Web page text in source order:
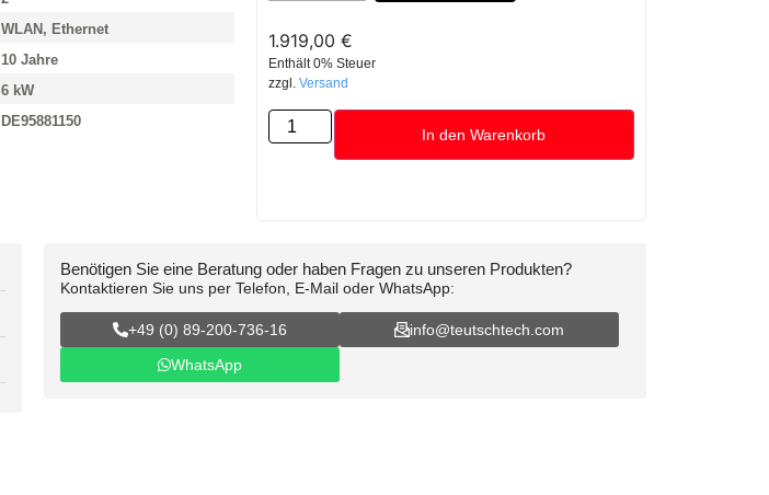
WLAN, Ethernet
10 Jahre
6 kW
DE95881150
1.919,00 €
Enthält 0% Steuer
zzgl. Versand
In den Warenkorb
Benötigen Sie eine Beratung oder haben Fragen zu unseren Produkten?
Kontaktieren Sie uns per Telefon, E-Mail oder WhatsApp:
+49 (0) 89-200-736-16
info@teutschtech.com
WhatsApp